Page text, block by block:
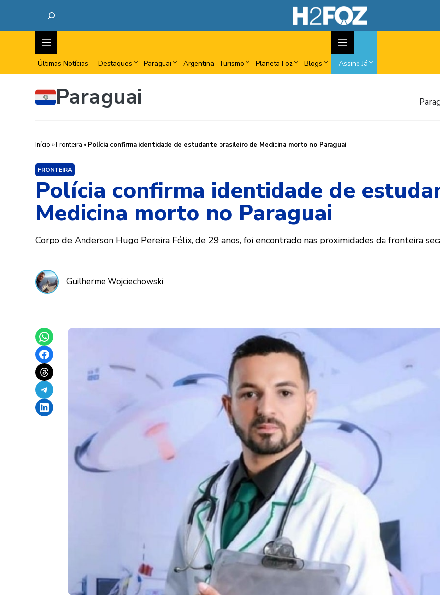
Últimas Notícias Destaques Paraguai Argentina Turismo Planeta Foz Blogs Assine Já
Paraguai
Início »Fronteira » Polícia confirma identidade de estudante brasileiro de Medicina morto no Paraguai
FRONTEIRA
Polícia confirma identidade de
Medicina morto no Paraguai
Corpo de Anderson Hugo Pereira Félix, de 29 anos, foi encontrado nas proximidades da fronteira
Guilherme Wojciechowski
Share on WhatsApp
Share on Facebook
Share on Threads
Share on Telegram
Share on LinkedIn